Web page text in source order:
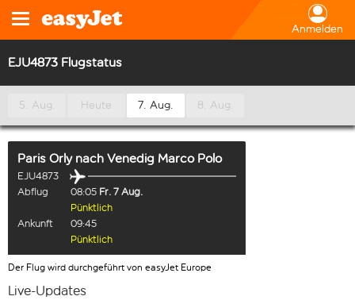
Anmelden
EJU4873 Flugstatus
5. Aug. Heute 7. Aug. 8. Aug.
Paris Orly nach Venedig Marco Polo
EJU4873
Abflug
08:05 Fr. 7 Aug.
Pünktlich
Ankunft
09:45
Pünktlich
Der Flug wird durchgeführt von easyJet Europe
Live-Updates